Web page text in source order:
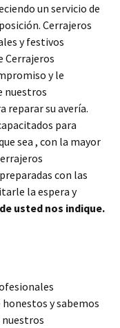
un servicio de
Cerrajeros
y festivos
Cerrajeros
y le
nuestros
reparar su avería.
para
sea , con la mayor
con las
la espera y
usted nos indique.
y sabemos
nuestros